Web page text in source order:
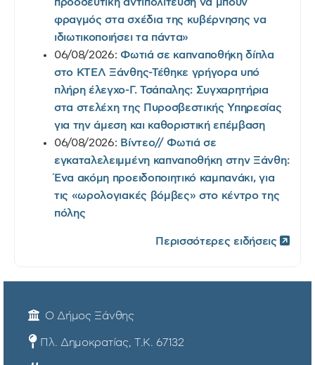
φραγμός στα σχέδια της κυβέρνησης να
ιδιωτικοποιήσει τα πάντα»
06/08/2026: Φωτιά σε καπναποθήκη δίπλα
στο ΚΤΕΛ Ξάνθης-Τέθηκε γρήγορα υπό
πλήρη έλεγχο-Γ. Τσάπαλης: Συγχαρητήρια
στα στελέχη της Πυροσβεστικής Υπηρεσίας
για την άμεση και καθοριστική επέμβαση
06/08/2026: Βίντεο// Φωτιά σε
εγκαταλελειμμένη καπναποθήκη στην Ξάνθη:
Ένα ακόμη προειδοποιητικό καμπανάκι, για
τις «ωρολογιακές βόμβες» στο κέντρο της
πόλης
Περισσότερες ειδήσεις
Ο Δήμος Ξάνθης
Πλ. Δημοκρατίας, Τ.Κ. 67132